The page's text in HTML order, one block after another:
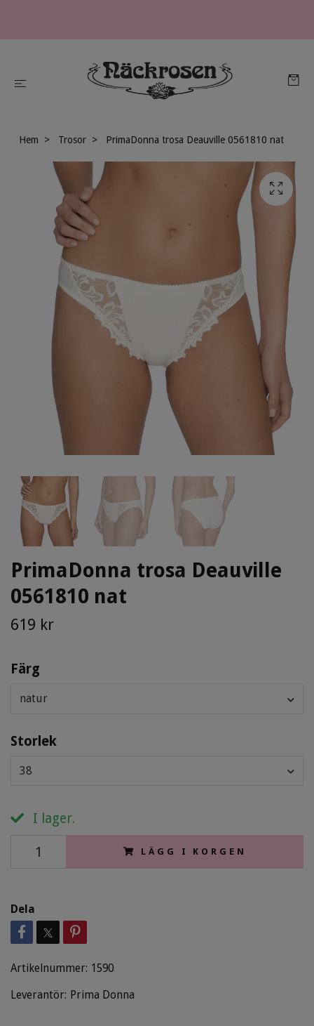
Hem Trosor PrimaDonna trosa Deauville 0561810 nat
PrimaDonna trosa Deauville
0561810 nat
619 kr
Färg
natur
Storlek
38
I lager.
LÄGG I KORGEN
Dela
Artikelnummer: 1590
Leverantör: Prima Donna